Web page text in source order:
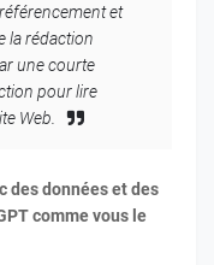
et
la rédaction
une courte
pour lire
Web.
des données et des
comme vous le